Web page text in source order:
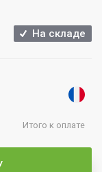
На складе
Итого к оплате